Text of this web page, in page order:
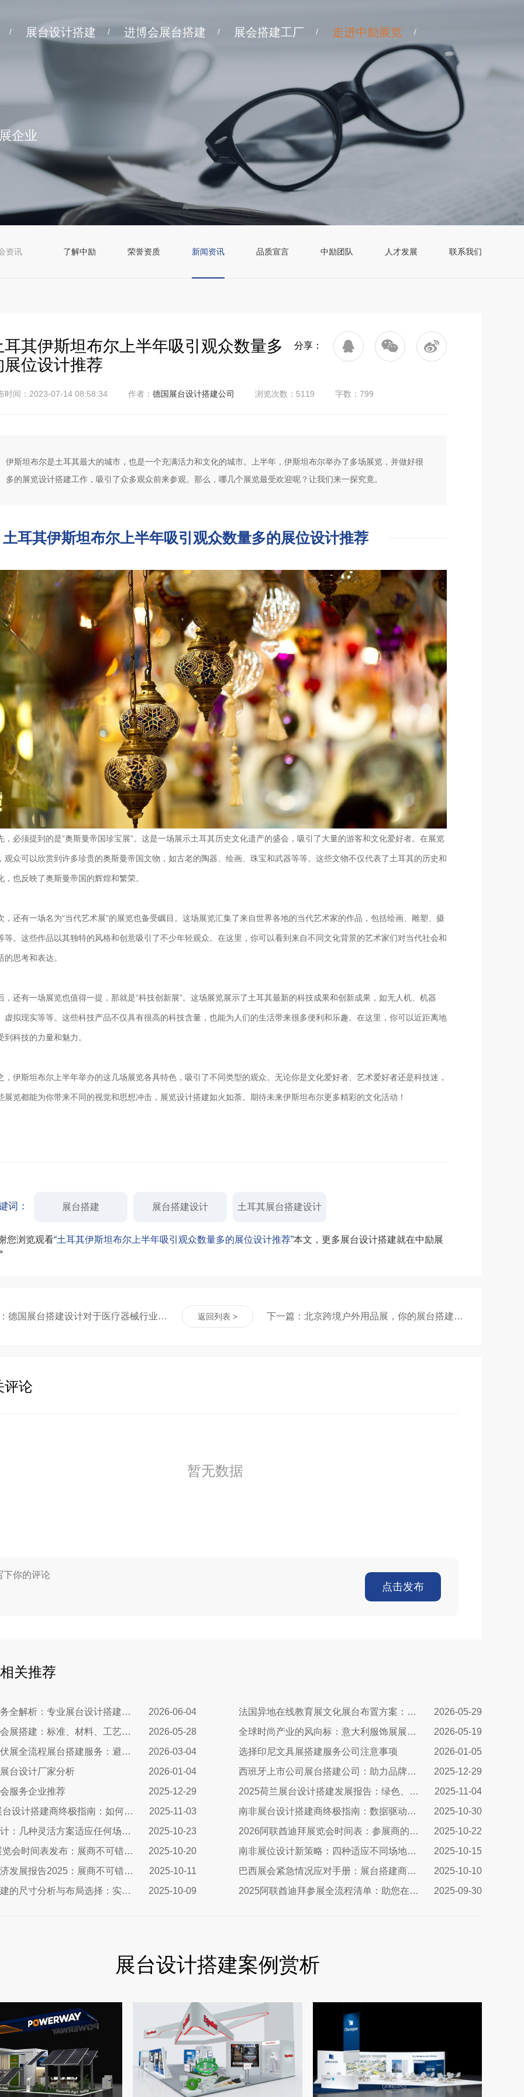
/ 展台设计搭建 / 进博会展台搭建 / 展会搭建工厂 / 走进中励展览 /
企业
资讯 了解中励 荣誉资质 新闻资讯 品质宣言 中励团队 人才发展 联系我们
耳其伊斯坦布尔上半年吸引观众数量多
展位设计推荐
分享：
时间：2023-07-14 08:58:34 作者： 德国展台设计搭建公司 浏览次数：5119 字数：799
伊斯坦布尔是土耳其最大的城市，也是一个充满活力和文化的城市。上半年，伊斯坦布尔举办了多场展览，并做好很
多的展览设计搭建工作，吸引了众多观众前来参观。那么，哪几个展览最受欢迎呢？让我们来一探究竟。
土耳其伊斯坦布尔上半年吸引观众数量多的展位设计推荐
，必须提到的是“奥斯曼帝国珍宝展”。这是一场展示土耳其历史文化遗产的盛会，吸引了大量的游客和文化爱好者。在展览
观众可以欣赏到许多珍贵的奥斯曼帝国文物，如古老的陶器、绘画、珠宝和武器等等。这些文物不仅代表了土耳其的历史和
，也反映了奥斯曼帝国的辉煌和繁荣。
，还有一场名为“当代艺术展”的展览也备受瞩目。这场展览汇集了来自世界各地的当代艺术家的作品，包括绘画、雕塑、摄
等。这些作品以其独特的风格和创意吸引了不少年轻观众。在这里，你可以看到来自不同文化背景的艺术家们对当代社会和
的思考和表达。
，还有一场展览也值得一提，那就是“科技创新展”。这场展览展示了土耳其最新的科技成果和创新成果，如无人机、机器
虚拟现实等等。这些科技产品不仅具有很高的科技含量，也能为人们的生活带来很多便利和乐趣。在这里，你可以近距离地
到科技的力量和魅力。
，伊斯坦布尔上半年举办的这几场展览各具特色，吸引了不同类型的观众。无论你是文化爱好者、艺术爱好者还是科技迷，
展览都能为你带来不同的视觉和思想冲击，展览设计搭建如火如荼。期待未来伊斯坦布尔更多精彩的文化活动！
词： 展台搭建 展台搭建设计 土耳其展台搭建设计
您浏览观看“土耳其伊斯坦布尔上半年吸引观众数量多的展位设计推荐”本文，更多展台设计搭建就在中励展
上一篇：德国展台搭建设计对于医疗器械行业的特殊要求 返回列表 > 下一篇：北京跨境户外用品展，你的展台搭建还在“一次性”？
评论
暂无数据
点击发布
相关推荐
北美会展服务全解析：专业展台设计搭建，助力企业深耕北美市场 2026-06-04 法国异地在线教育展文化展台布置方案：兼顾品牌质感与引流转化
2026-05-29
奥地利绿色会展搭建：标准、材料、工艺与落地全解
2026-05-28 全球时尚产业的风向标：意大利服饰展展台设计公司
2026-05-19
德国跨境光伏展全流程展台搭建服务：避坑指南+落地实操，搞定合规与吸睛双核心
2026-03-04 选择印尼文具展搭建服务公司注意事项
2026-01-05
台设计厂家分析
2026-01-04 西班牙上市公司展台搭建公司：助力品牌腾飞的关键合作伙伴
2025-12-29
服务企业推荐
2025-12-29 2025荷兰展台设计搭建发展报告：绿色、智能与沉浸式体验引领未来
2025-11-04
2025北京展台设计搭建商终极指南：如何避开三大陷阱让展会投入物超所值
2025-11-03 南非展台设计搭建商终极指南：数据驱动策略引爆展会ROI​​
2025-10-30
荷兰展位设计：几种灵活方案适应任何场地需求
2025-10-23 2026阿联酋迪拜展览会时间表：参展商的终极战略指南
2025-10-22
2026法国展览会时间表发布：展商不可错过的市场机遇与搭建指南
2025-10-20 南非展位设计新策略：四种适应不同场地需求的搭建方案与实战指南
2025-10-15
韩国展览经济发展报告2025：展商不可错过的市场机遇与实战指南
2025-10-11 巴西展会紧急情况应对手册：展台搭建商的终极生存指南
2025-10-10
日本展台搭建的尺寸分析与布局选择：实用指南助您精准出击
2025-10-09 2025阿联酋迪拜参展全流程清单：助您在中东市场脱颖而出 2025-09-30
展台设计搭建案例赏析